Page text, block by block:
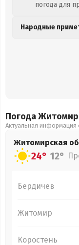
погода для
Народные
Погода
Актуальная информация
Житомирская
24° 12°
Бердичев
Житомир
Коростень